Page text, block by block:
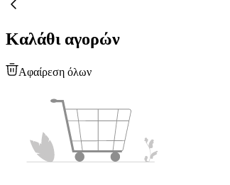
Καλάθι αγορών
Αφαίρεση όλων